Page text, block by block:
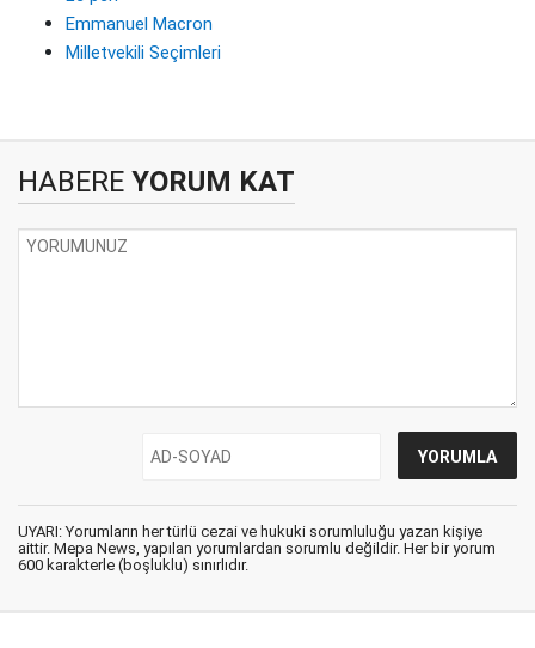
Emmanuel Macron
Milletvekili Seçimleri
HABERE YORUM KAT
UYARI: Yorumların her türlü cezai ve hukuki sorumluluğu yazan kişiye
aittir. Mepa News, yapılan yorumlardan sorumlu değildir. Her bir yorum
600 karakterle (boşluklu) sınırlıdır.